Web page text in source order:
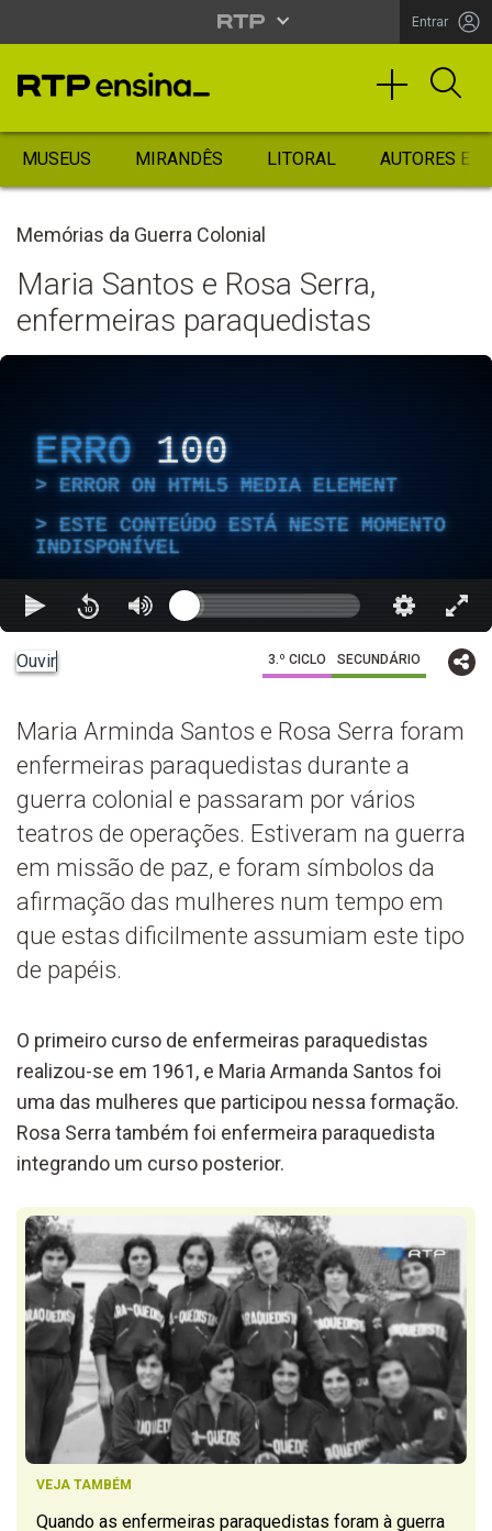
Entrar
MUSEUS MIRANDÊS LITORAL AUTORES
Memórias da Guerra Colonial
Maria Santos e Rosa Serra,
enfermeiras paraquedistas
ERRO 100
ERROR ON HTML5 MEDIA ELEMENT
ESTE CONTEÚDO ESTÁ NESTE MOMENTO
INDISPONÍVEL
Ouvir 3.º CICLO SECUNDÁRIO
Maria Arminda Santos e Rosa Serra foram
enfermeiras paraquedistas durante a
guerra colonial e passaram por vários
teatros de operações. Estiveram na guerra
em missão de paz, e foram símbolos da
afirmação das mulheres num tempo em
que estas dificilmente assumiam este tipo
de papéis.
O primeiro curso de enfermeiras paraquedistas
realizou-se em 1961, e Maria Armanda Santos foi
uma das mulheres que participou nessa formação.
Rosa Serra também foi enfermeira paraquedista
integrando um curso posterior.
VEJA TAMBÉM
Quando as enfermeiras paraquedistas foram à guerra